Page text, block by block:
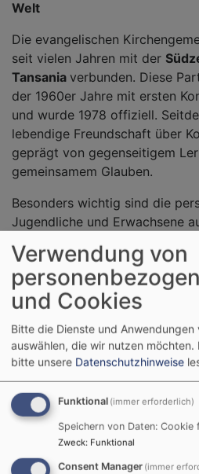
Welt
Die evangelischen
seit vielen Jahren mit der
Tansania verbunden. Diese
der 1960er Jahre mit ersten
und wurde 1978 offiziell.
lebendige Freundschaft über
geprägt von gegenseitigem
gemeinsamem Glauben.
Besonders wichtig sind die
Jugendliche und Erwachsene
ihren Glauben und ihre
echtes Miteinander in der Einen
BESUCH AUS
BESONDERES
Verwendung von
und Cookies
Bitte die Dienste und
auswählen, die wir nutzen möchten.
bitte unsere Datenschutzhinweise
Funktional (immer erforderlich)
Speichern von Daten:
Zweck: Funktional
Consent Manager (immer